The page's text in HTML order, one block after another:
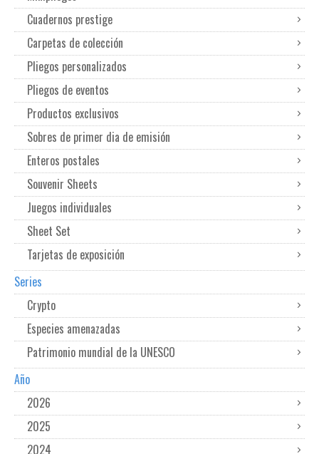
Cuadernos prestige
Carpetas de colección
Pliegos personalizados
Pliegos de eventos
Productos exclusivos
Sobres de primer dia de emisión
Enteros postales
Souvenir Sheets
Juegos individuales
Sheet Set
Tarjetas de exposición
Series
Crypto
Especies amenazadas
Patrimonio mundial de la UNESCO
Año
2026
2025
2024